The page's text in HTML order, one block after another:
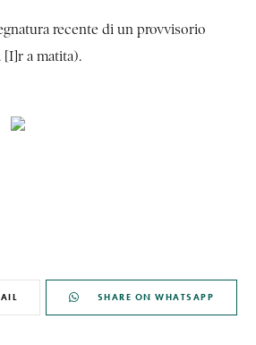
recente di un provvisorio
[I]r a matita).
SHARE ON WHATSAPP